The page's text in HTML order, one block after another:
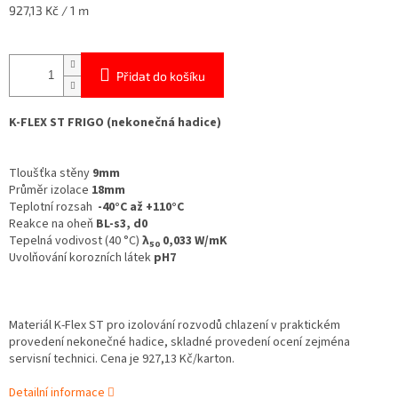
Měrná
927,13 Kč / 1 m
Přidat do košíku
K-FLEX ST FRIGO (nekonečná hadice)
Tloušťka stěny 9mm
Průměr izolace 18mm
Teplotní rozsah -40°C až +110°C
Reakce na oheň BL-s3, d0
Tepelná vodivost (40 °C) λ50 0,033 W/mK
Uvolňování korozních látek pH7
Materiál K-Flex ST pro izolování rozvodů chlazení v praktickém
provedení nekonečné hadice, skladné provedení ocení zejména
servisní technici. Cena je 927,13 Kč/karton.
Detailní informace